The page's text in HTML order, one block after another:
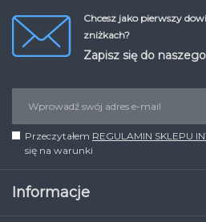
Materiały:
Stelaż z aluminium lub drewna
• Plecionka zCane-line Weave®
Rope, odporna na
zapewniadługowieczność mebli
pozostają suche i komfortowe
Chcesz jako pierwszy
zniżkach?
Zapisz się do
Przeczytałem REGULAMIN SKLEPU
się na warunki
Informacje